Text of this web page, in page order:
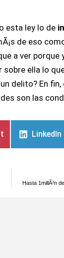
esta ley lo de
de eso
a ver porque
ella lo
delito? En
son las
LinkedIn
Hasta 1millÃ³n